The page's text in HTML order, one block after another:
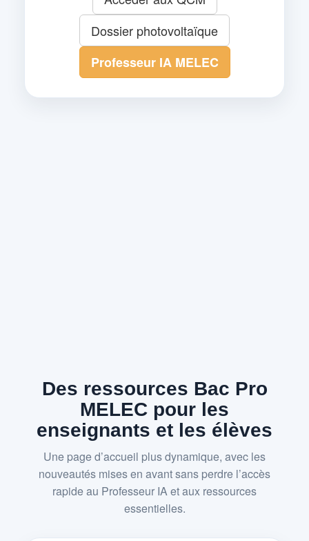
Dossier photovoltaïque
Professeur IA MELEC
Des ressources Bac Pro
MELEC pour les
enseignants et les élèves
Une page d’accueil plus dynamique, avec les
nouveautés mises en avant sans perdre l’accès
rapide au Professeur IA et aux ressources
essentielles.